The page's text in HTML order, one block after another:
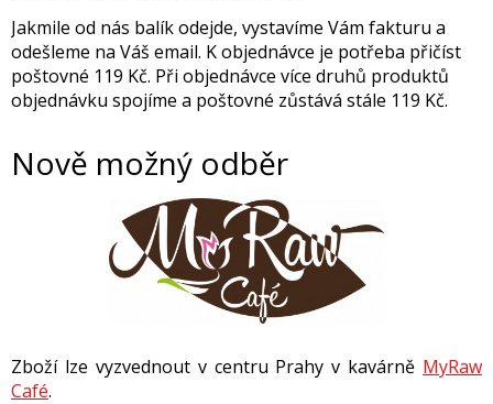
Jakmile od nás balík odejde, vystavíme Vám fakturu a
odešleme na Váš email. K objednávce je potřeba přičíst
poštovné 119 Kč. Při objednávce více druhů produktů
objednávku spojíme a poštovné zůstává stále 119 Kč.
Nově možný odběr
Zboží lze vyzvednout v centru Prahy v kavárně MyRaw
Café.